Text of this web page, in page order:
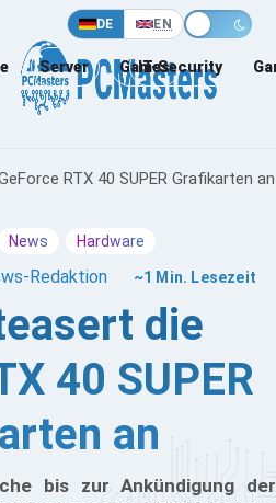
DE EN
Server Games
IT-Security
RTX 40 SUPER Grafikarten an
News Hardware
Redaktion ~1 Min. Lesezeit
die
40 SUPER
an
bis zur Ankündigung der